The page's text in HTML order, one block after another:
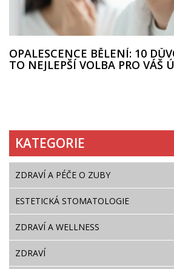
OPALESCENCE BĚLENÍ: 10
TO NEJLEPŠÍ VOLBA PRO VÁŠ
KATEGORIE
ZDRAVÍ A PÉČE O ZUBY
ESTETICKÁ STOMATOLOGIE
ZDRAVÍ A WELLNESS
ZDRAVÍ